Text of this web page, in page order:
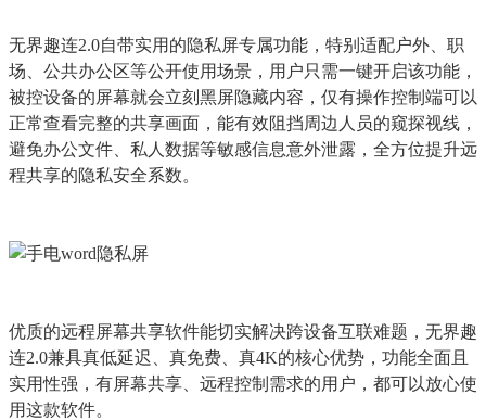
无界趣连2.0自带实用的隐私屏专属功能，特别适配户外、职
场、公共办公区等公开使用场景，用户只需一键开启该功能，
被控设备的屏幕就会立刻黑屏隐藏内容，仅有操作控制端可以
正常查看完整的共享画面，能有效阻挡周边人员的窥探视线，
避免办公文件、私人数据等敏感信息意外泄露，全方位提升远
程共享的隐私安全系数。
优质的远程屏幕共享软件能切实解决跨设备互联难题，无界趣
连2.0兼具真低延迟、真免费、真4K的核心优势，功能全面且
实用性强，有屏幕共享、远程控制需求的用户，都可以放心使
用这款软件。